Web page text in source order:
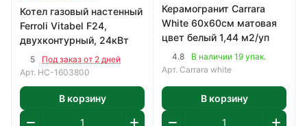
Котел газовый настенный
Ferroli Vitabel F24,
двухконтурный, 24кВт
5
Под заказ от 2 дней
Арт. НС-1603800
В корзину
Керамогранит Carrara
White 60х60см матовая
цвет белый 1,44 м2/уп
4.8
В наличии 19 упак.
Арт. Carrara white
В корзину